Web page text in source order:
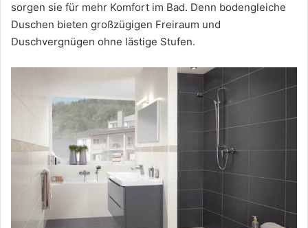
sorgen sie für mehr Komfort im Bad. Denn bodengleiche
Duschen bieten großzügigen Freiraum und
Duschvergnügen ohne lästige Stufen.